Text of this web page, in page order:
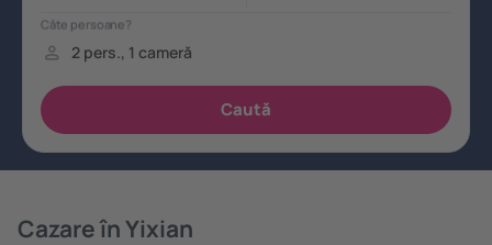
Cazare în Yixian